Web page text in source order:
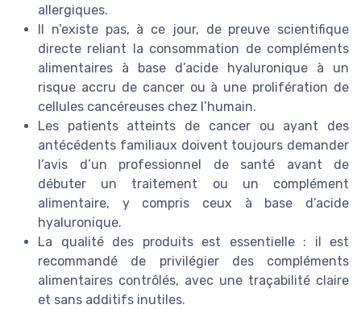
allergiques.
Il n’existe pas, à ce jour, de preuve scientifique
directe reliant la consommation de compléments
alimentaires à base d’acide hyaluronique à un
risque accru de cancer ou à une prolifération de
cellules cancéreuses chez l’humain.
Les patients atteints de cancer ou ayant des
antécédents familiaux doivent toujours demander
l’avis d’un professionnel de santé avant de
débuter un traitement ou un complément
alimentaire, y compris ceux à base d’acide
hyaluronique.
La qualité des produits est essentielle : il est
recommandé de privilégier des compléments
alimentaires contrôlés, avec une traçabilité claire
et sans additifs inutiles.